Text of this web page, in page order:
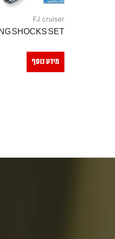
FJ cruiser
SHOCKS SET
מידע נוסף